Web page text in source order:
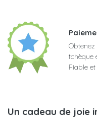
tchèque
Fiable
Un cadeau de joie